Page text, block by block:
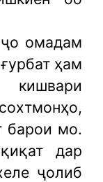
омадам
ҳам
барои мо.
дар
ҷолиб